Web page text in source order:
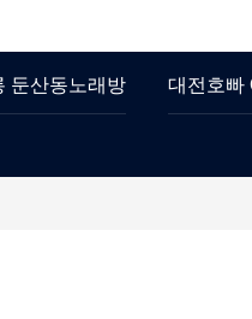
둔산동노래방 대전호빠